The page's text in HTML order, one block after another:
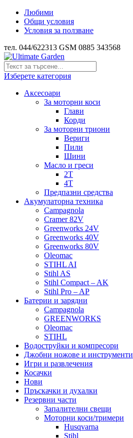
Любими
Общи условия
Условия за ползване
тел. 044/622313 GSM 0885 343568
Изберете категория
Аксесоари
За моторни коси
Глави
Корди
За моторни триони
Вериги
Пили
Шини
Масло и греси
2Т
4Т
Предпазни средства
Акумулаторна техника
Campagnola
Cramer 82V
Greenworks 24V
Greenworks 40V
Greenworks 80V
Oleomac
STIHL AI
Stihl AS
Stihl Compact – AK
Stihl Pro – AP
Батерии и зарядни
Campagnola
GREENWORKS
Oleomac
STIHL
Водоструйки и компресори
Джобни ножове и инструменти
Игри и развлечения
Косачки
Нови
Пръскачки и духалки
Резервни части
Запалителни свещи
Моторни коси/тримери
Husqvarna
Stihl